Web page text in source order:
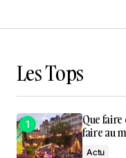
Les Tops
Que faire
faire au
Actu